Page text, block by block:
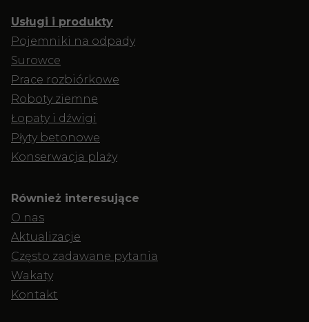
Usługi i produkty
Pojemniki na odpady
Surowce
Prace rozbiórkowe
Roboty ziemne
Łopaty i dźwigi
Płyty betonowe
Konserwacja plaży
Również interesujące
O nas
Aktualizacje
Często zadawane pytania
Wakaty
Kontakt